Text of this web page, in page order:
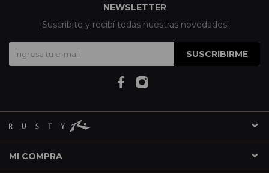
MI COMPRA
NEWSLETTER
¡Suscribite y recibí todas nuestras novedades!
SUSCRIBIRME